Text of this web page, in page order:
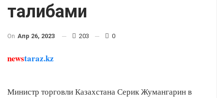
талибами
On Апр 26, 2023 203 0
newstaraz.kz
Министр торговли Казахстана Серик Жумангарин в